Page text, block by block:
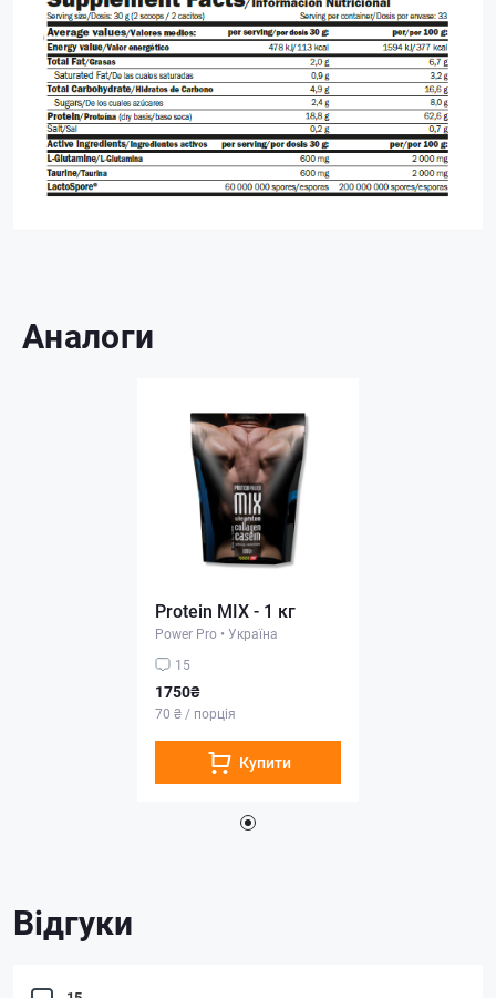
Аналоги
Protein MIX - 1 кг
Power Pro • Україна
15
1750₴
70 ₴ / порція
Купити
Відгуки